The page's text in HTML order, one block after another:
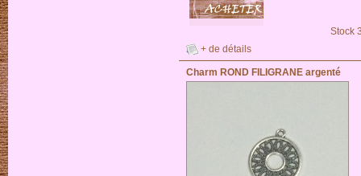
Stock
+ de détails
Charm ROND FILIGRANE argenté